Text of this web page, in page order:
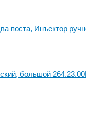
поста, Инъектор
большой